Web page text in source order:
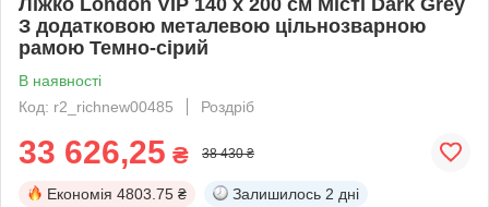
З додатковою металевою цільнозварною
рамою Темно-сірий
В наявності
Код: r2_richnew00485
Роздріб
33 626,25 ₴ 38 430 ₴
Економія 4803.75 ₴ Залишилось 2 дні